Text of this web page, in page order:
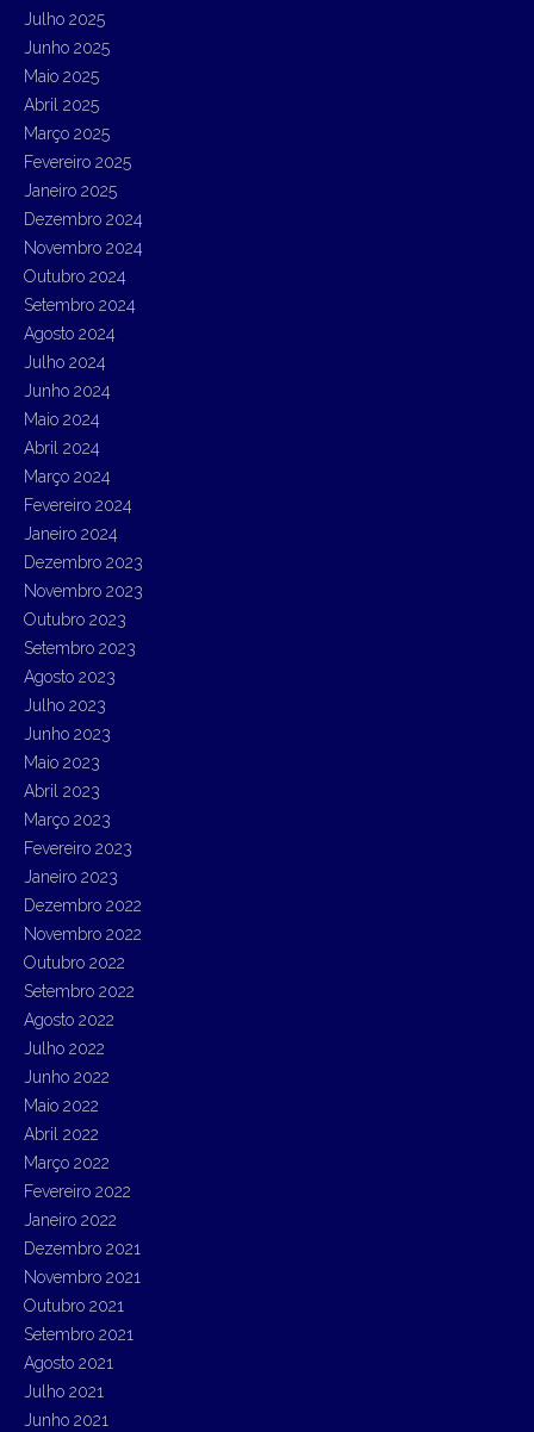
Julho 2025
Junho 2025
Maio 2025
Abril 2025
Março 2025
Fevereiro 2025
Janeiro 2025
Dezembro 2024
Novembro 2024
Outubro 2024
Setembro 2024
Agosto 2024
Julho 2024
Junho 2024
Maio 2024
Abril 2024
Março 2024
Fevereiro 2024
Janeiro 2024
Dezembro 2023
Novembro 2023
Outubro 2023
Setembro 2023
Agosto 2023
Julho 2023
Junho 2023
Maio 2023
Abril 2023
Março 2023
Fevereiro 2023
Janeiro 2023
Dezembro 2022
Novembro 2022
Outubro 2022
Setembro 2022
Agosto 2022
Julho 2022
Junho 2022
Maio 2022
Abril 2022
Março 2022
Fevereiro 2022
Janeiro 2022
Dezembro 2021
Novembro 2021
Outubro 2021
Setembro 2021
Agosto 2021
Julho 2021
Junho 2021